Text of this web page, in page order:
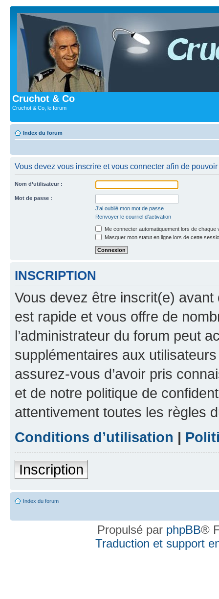
Cruchot & Co
Cruchot & Co, le forum
Index du forum
Vous devez vous inscrire et vous connecter afin de
Nom d’utilisateur :
Mot de passe :
J’ai oublié mon mot de passe
Renvoyer le courriel d’activation
Me connecter automatiquement lors de chaque
Masquer mon statut en ligne lors de cette
INSCRIPTION
Vous devez être inscrit(e) avant
est rapide et vous offre de
l’administrateur du forum peut
supplémentaires aux
assurez-vous d’avoir pris
et de notre politique de
attentivement toutes les règles
Conditions d’utilisation |
Inscription
Index du forum
Propulsé par phpBB®
Traduction et support